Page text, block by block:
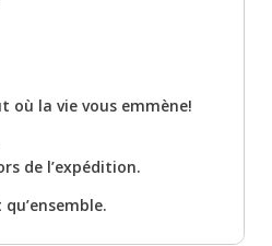
où la vie vous emmène!
de l’expédition.